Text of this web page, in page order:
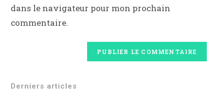
dans le navigateur pour mon prochain
commentaire.
Derniers articles